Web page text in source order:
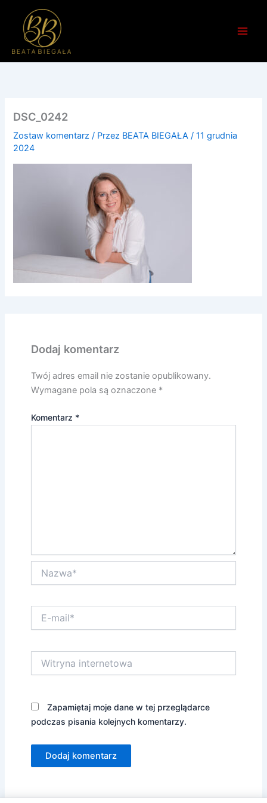
DSC_0242
Zostaw komentarz / Przez BEATA BIEGAŁA/11 grudnia
2024
Dodaj komentarz
Twój adres email nie zostanie opublikowany.
Wymagane pola są oznaczone *
Komentarz *
mail*
internetowa
Zapamiętaj moje dane w tej przeglądarce
podczas pisania kolejnych komentarzy.